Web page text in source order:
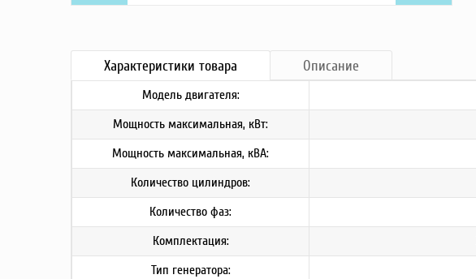
Характеристики товара Описание
Модель двигателя:
Мощность максимальная, кВт:
Мощность максимальная, кВА:
Количество цилиндров:
Количество фаз:
Комплектация:
Тип генератора:
Синхронные генераторы